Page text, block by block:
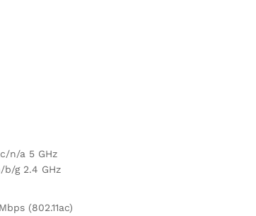
n/a 5 GHz
b/g 2.4 GHz
(802.11ac)